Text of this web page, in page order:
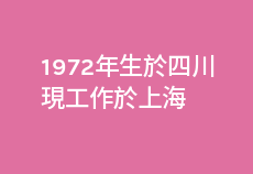
1972年生於四川
現工作於上海